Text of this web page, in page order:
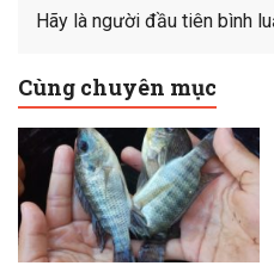
Hãy là người đầu tiên bình
Cùng chuyên mục